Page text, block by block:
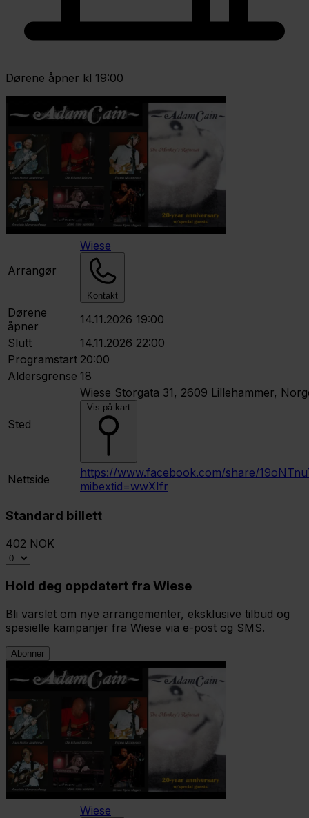
Dørene åpner kl 19:00
Arrangør
Wiese
Kontakt
Dørene
åpner
14.11.2026 19:00
Slutt
14.11.2026 22:00
Programstart 20:00
Aldersgrense 18
Sted
Wiese Storgata 31, 2609 Lillehammer,
Vis på kart
Nettside
https://www.facebook.com/share/
mibextid=wwXIfr
Standard billett
402 NOK
Hold deg oppdatert fra Wiese
Bli varslet om nye arrangementer, eksklusive tilbud og
spesielle kampanjer fra Wiese via e-post og SMS.
Abonner
Wiese